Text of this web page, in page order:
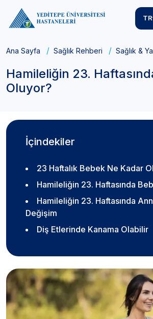
TR
Ana Sayfa Sağlık Rehberi Sağlık &
Hamileliğin 23.
Oluyor?
İçindekiler
23 Haftalık Bebek Ne Kadar
Hamileliğin 23. Haftasında
Hamileliğin 23. Haftasında
Değişim
Diş Etlerinde Kanama Olabilir